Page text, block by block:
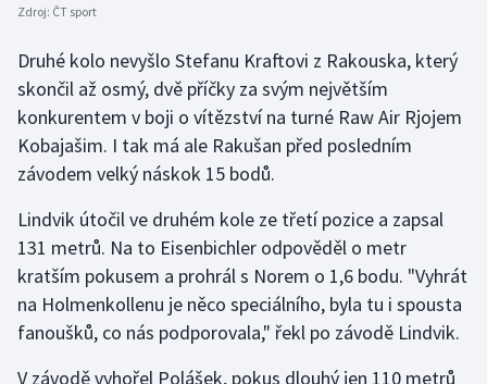
Judo
Krasobruslení
Lyže a snowboard
Moderní pětiboj
Motorsport
Zdroj: ČT sport
Druhé kolo nevyšlo Stefanu Kraftovi z Rakouska, který
skončil až osmý, dvě příčky za svým největším
konkurentem v boji o vítězství na turné Raw Air Rjojem
Kobajašim. I tak má ale Rakušan před posledním
závodem velký náskok 15 bodů.
Lindvik útočil ve druhém kole ze třetí pozice a zapsal
131 metrů. Na to Eisenbichler odpověděl o metr
kratším pokusem a prohrál s Norem o 1,6 bodu. "Vyhrát
na Holmenkollenu je něco speciálního, byla tu i spousta
fanoušků, co nás podporovala," řekl po závodě Lindvik.
V závodě vyhořel Polášek, pokus dlouhý jen 110 metrů